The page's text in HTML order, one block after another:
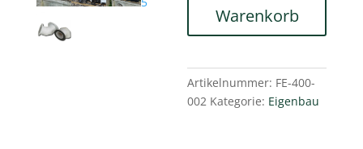
Warenkorb
Artikelnummer: FE-400-
002 Kategorie: Eigenbau